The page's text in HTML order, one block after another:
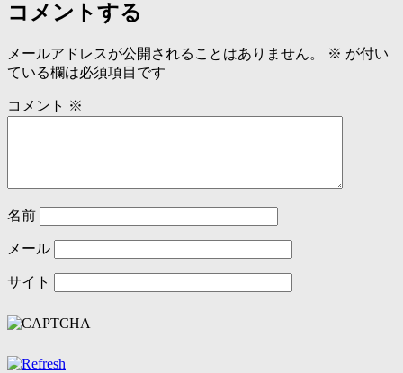
コメントする
メールアドレスが公開されることはありません。 ※ が付い
ている欄は必須項目です
コメント ※
名前
メール
サイト